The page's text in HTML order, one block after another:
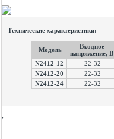
Технические характеристики:
Модель
Входное
напряжение, В
N2412-12
22-32
N2412-20
22-32
N2412-24
22-32
;